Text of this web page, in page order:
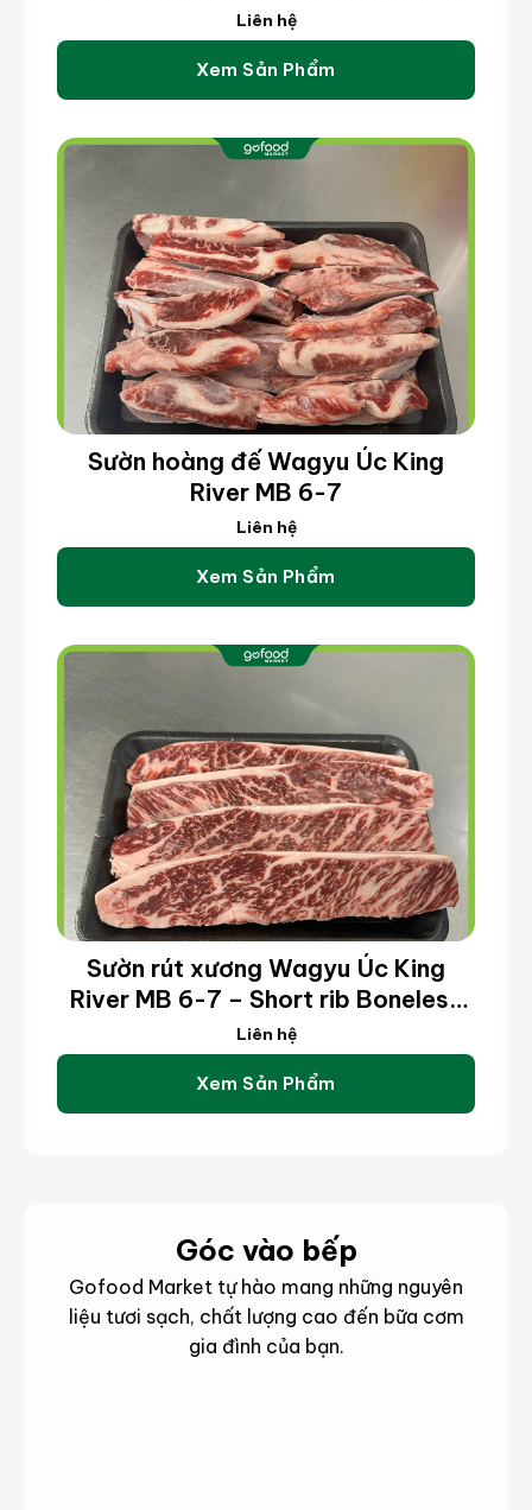
MB 6-7 (kg)
Liên hệ
Xem Sản Phẩm
Sườn hoàng đế Wagyu Úc King
River MB 6-7
Liên hệ
Xem Sản Phẩm
Sườn rút xương Wagyu Úc King
River MB 6-7 – Short rib Boneless
Wagyu King River MB 6-7 (kg)
Liên hệ
Xem Sản Phẩm
Góc vào bếp
Gofood Market tự hào mang những nguyên
liệu tươi sạch, chất lượng cao đến bữa cơm
gia đình của bạn.